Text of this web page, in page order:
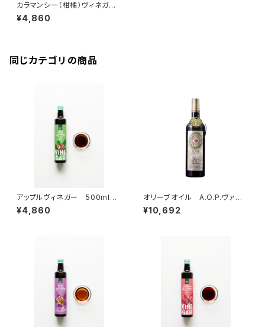
カラマンシー（柑橘）ヴィネガ
ー 500ml ＜フォン・ファス＞
(ドイツ)
¥4,860
同じカテゴリの商品
アップルヴィネガー 500ml
＜フォン・ファス＞(ドイツ)
¥4,860
オリーブオイル A.O.P.ヴァレ・
ド・ボー・ド・プロヴァンス 750
ml
¥10,692